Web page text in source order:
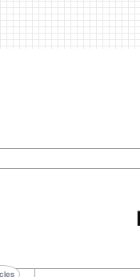
40articles